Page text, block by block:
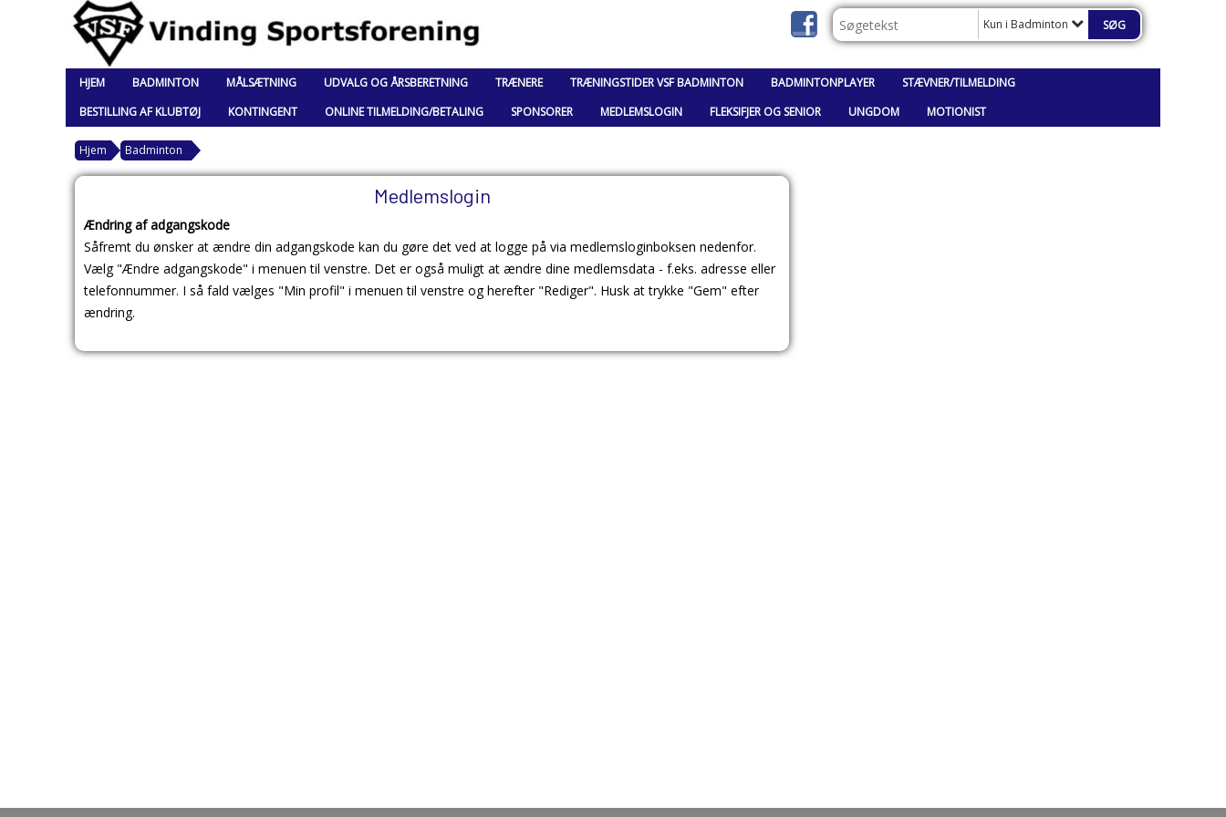
Kun i Badminton
HJEM BADMINTON MÅLSÆTNING UDVALG OG ÅRSBERETNING TRÆNERE TRÆNINGSTIDER VSF BADMINTON BADMINTONPLAYER
STÆVNER/TILMELDING
BESTILLING AF KLUBTØJ
KONTINGENT ONLINE TILMELDING/BETALING SPONSORER MEDLEMSLOGIN FLEKSIFJER OG SENIOR UNGDOM MOTIONIST
Hjem Badminton
Medlemslogin
Ændring af adgangskode
Såfremt du ønsker at ændre din adgangskode kan du gøre det ved at logge på via medlemsloginboksen nedenfor.
Vælg "Ændre adgangskode" i menuen til venstre. Det er også muligt at ændre dine medlemsdata - f.eks. adresse eller
telefonnummer. I så fald vælges "Min profil" i menuen til venstre og herefter "Rediger". Husk at trykke "Gem" efter
ændring.